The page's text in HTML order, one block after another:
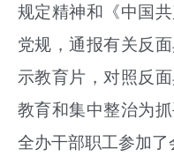
规定精神和《中国
党规，通报有关反
示教育片，对照反
教育和集中整治为
全办干部职工参加了